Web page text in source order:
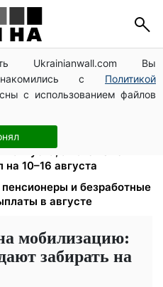
Ukrainianwall.com Вы
с Политикой
с использованием файлов
налога и 1% военного
штраф 10%
124,89 грн за куб:
повышение с
августа, а 16-е изменит
10–16 августа
и безработные
в августе
мобилизацию:
забирать на